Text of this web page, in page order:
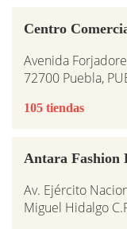
Centro
Avenida
72700 Puebla,
105 tiendas
Antara Fashion
Av. Ejército
Miguel Hidalgo